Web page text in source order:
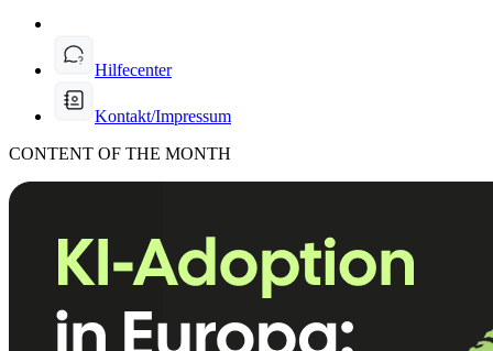
Hilfecenter
Kontakt/Impressum
CONTENT OF THE MONTH